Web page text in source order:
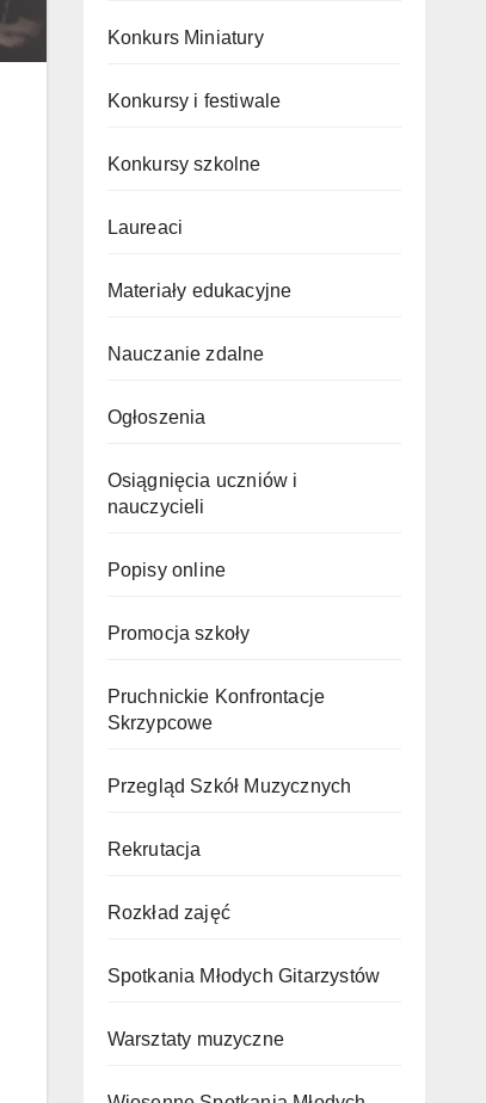
Konkurs Miniatury
Konkursy i festiwale
Konkursy szkolne
Laureaci
Materiały edukacyjne
Nauczanie zdalne
Ogłoszenia
Osiągnięcia uczniów i
nauczycieli
Popisy online
Promocja szkoły
Pruchnickie Konfrontacje
Skrzypcowe
Przegląd Szkół Muzycznych
Rekrutacja
Rozkład zajęć
Spotkania Młodych Gitarzystów
Warsztaty muzyczne